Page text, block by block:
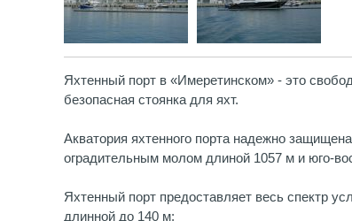
Яхтенный порт в «Имеретинском» - это
безопасная стоянка для яхт.
Акватория яхтенного порта надежно
оградительным молом длиной 1057 м и юго-
Яхтенный порт предоставляет весь спектр
длинной до 140 м: